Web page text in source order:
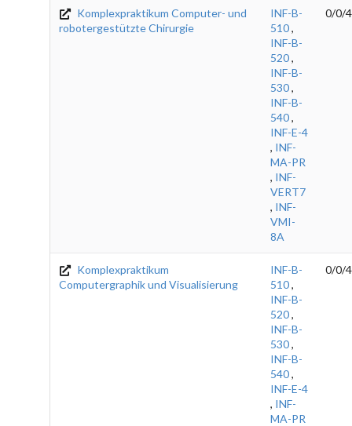
Komplexpraktikum Computer- und
robotergestützte Chirurgie
INF-B-
510,
INF-B-
520,
INF-B-
530,
INF-B-
540,
INF-E-4
, INF-
MA-PR
, INF-
VERT7
, INF-
VMI-
8A
0/0/4
Komplexpraktikum
Computergraphik und Visualisierung
INF-B-
510,
INF-B-
520,
INF-B-
530,
INF-B-
540,
INF-E-4
, INF-
MA-PR
0/0/4